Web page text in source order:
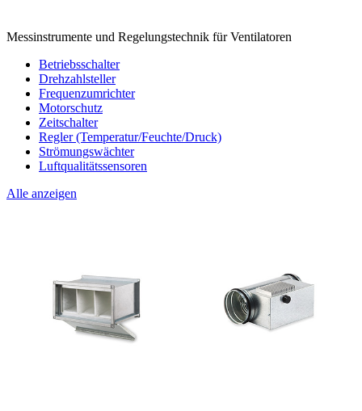
Messinstrumente und Regelungstechnik für Ventilatoren
Betriebsschalter
Drehzahlsteller
Frequenzumrichter
Motorschutz
Zeitschalter
Regler (Temperatur/Feuchte/Druck)
Strömungswächter
Luftqualitätssensoren
Alle anzeigen